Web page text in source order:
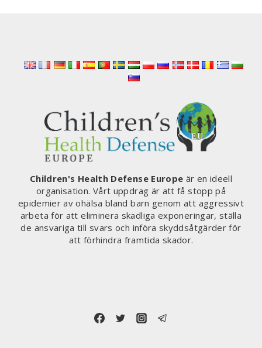
’PANDEMI’
Children's Health Defense Europe är en ideell
organisation. Vårt uppdrag är att få stopp på
epidemier av ohälsa bland barn genom att aggressivt
arbeta för att eliminera skadliga exponeringar, ställa
de ansvariga till svars och införa skyddsåtgärder för
att förhindra framtida skador.